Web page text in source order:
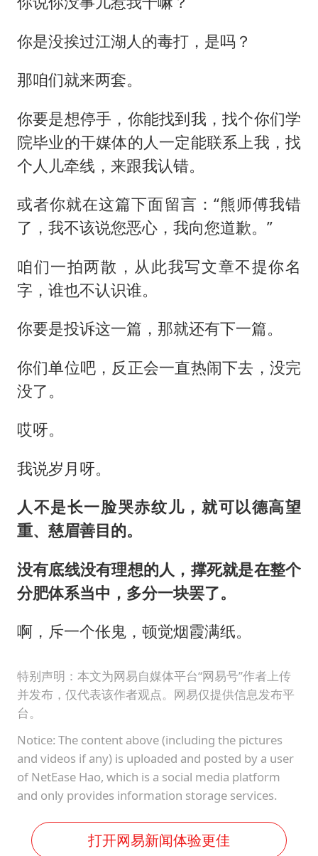
你是没挨过江湖人的毒打，是吗？
那咱们就来两套。
你要是想停手，你能找到我，找个你们学
院毕业的干媒体的人一定能联系上我，找
个人儿牵线，来跟我认错。
或者你就在这篇下面留言：“熊师傅我错
了，我不该说您恶心，我向您道歉。”
咱们一拍两散，从此我写文章不提你名
字，谁也不认识谁。
你要是投诉这一篇，那就还有下一篇。
你们单位吧，反正会一直热闹下去，没完
没了。
哎呀。
我说岁月呀。
人不是长一脸哭赤纹儿，就可以德高望
重、慈眉善目的。
没有底线没有理想的人，撑死就是在整个
分肥体系当中，多分一块罢了。
啊，斥一个伥鬼，顿觉烟霞满纸。
特别声明：本文为网易自媒体平台“网易号”作者上传
并发布，仅代表该作者观点。网易仅提供信息发布平
台。
Notice: The content above (including the pictures
and videos if any) is uploaded and posted by a user
of NetEase Hao, which is a social media platform
and only provides information storage services.
打开网易新闻体验更佳